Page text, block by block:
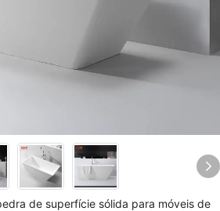
de superfície sólida para móveis de